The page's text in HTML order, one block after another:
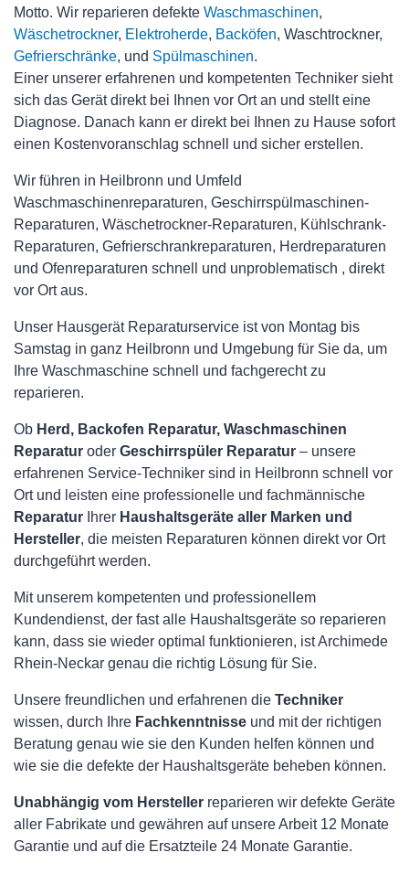
Motto. Wir reparieren defekte Waschmaschinen,
Wäschetrockner, Elektroherde, Backöfen, Waschtrockner,
Gefrierschränke, und Spülmaschinen.
Einer unserer erfahrenen und kompetenten Techniker sieht
sich das Gerät direkt bei Ihnen vor Ort an und stellt eine
Diagnose. Danach kann er direkt bei Ihnen zu Hause sofort
einen Kostenvoranschlag schnell und sicher erstellen.
Wir führen in Heilbronn und Umfeld
Waschmaschinenreparaturen, Geschirrspülmaschinen-
Reparaturen, Wäschetrockner-Reparaturen, Kühlschrank-
Reparaturen, Gefrierschrankreparaturen, Herdreparaturen
und Ofenreparaturen schnell und unproblematisch , direkt
vor Ort aus.
Unser Hausgerät Reparaturservice ist von Montag bis
Samstag in ganz Heilbronn und Umgebung für Sie da, um
Ihre Waschmaschine schnell und fachgerecht zu
reparieren.
Ob Herd, Backofen Reparatur, Waschmaschinen
Reparatur oder Geschirrspüler Reparatur – unsere
erfahrenen Service-Techniker sind in Heilbronn schnell vor
Ort und leisten eine professionelle und fachmännische
Reparatur Ihrer Haushaltsgeräte aller Marken und
Hersteller, die meisten Reparaturen können direkt vor Ort
durchgeführt werden.
Mit unserem kompetenten und professionellem
Kundendienst, der fast alle Haushaltsgeräte so reparieren
kann, dass sie wieder optimal funktionieren, ist Archimede
Rhein-Neckar genau die richtig Lösung für Sie.
Unsere freundlichen und erfahrenen die Techniker
wissen, durch Ihre Fachkenntnisse und mit der richtigen
Beratung genau wie sie den Kunden helfen können und
wie sie die defekte der Haushaltsgeräte beheben können.
Unabhängig vom Hersteller reparieren wir defekte Geräte
aller Fabrikate und gewähren auf unsere Arbeit 12 Monate
Garantie und auf die Ersatzteile 24 Monate Garantie.